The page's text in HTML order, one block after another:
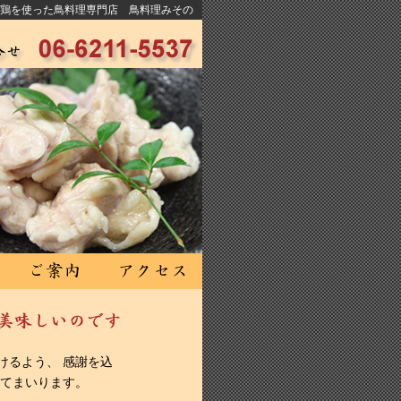
を使った鳥料理専門店 鳥料理みその
るよう、 感謝を込
まいります。